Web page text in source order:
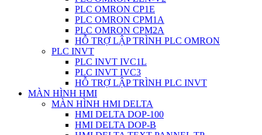
PLC OMRON CP1E
PLC OMRON CPM1A
PLC OMRON CPM2A
HỖ TRỢ LẬP TRÌNH PLC OMRON
PLC INVT
PLC INVT IVC1L
PLC INVT IVC3
HỖ TRỢ LẬP TRÌNH PLC INVT
MÀN HÌNH HMI
MÀN HÌNH HMI DELTA
HMI DELTA DOP-100
HMI DELTA DOP-B